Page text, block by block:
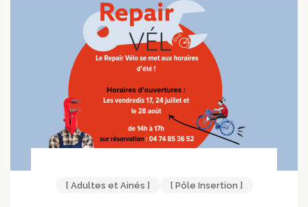
[ Adultes et Ainés ] [ Pôle Insertion ]